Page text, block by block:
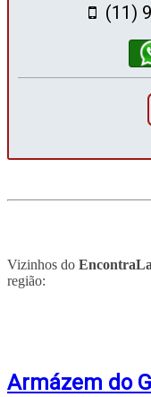
(11)
Vizinhos do
região:
Armázem do